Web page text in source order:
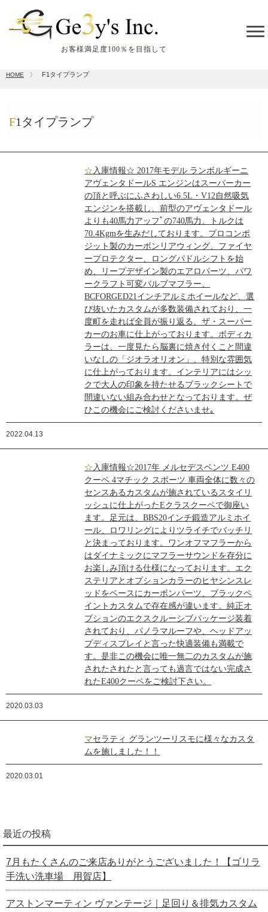
お客様満足度100％を目指して
HOME 〉 F1タイプランプ
F1タイプランプ
☆入庫情報☆ 2017年モデル ランボルギーニ
アヴェンタドールS エンジンはスーパーカー
の頂と呼ぶにふさわしい6.5L・V12自然吸気
エンジンを搭載し、前型のアヴェンタドール
よりも40馬力アッフﾟの740馬力、トルクは
70.4Kgmを生みだしております。プロコンポ
ジット製のカーボンリアウィング、ファイヤ
ープロテクター、ロングパドルシフトを始
め、リープデザイン製のエアロパーツ、パワ
ークラフト可変バルブマフラー、
BCFORGED21インチアルミホイールなど、選
び抜いたカスタムが多数装備されており、一
度町を走れば全員が振り返る、ザ・スーパー
カーのお車に仕上がっております。ボディカ
ラーは、一度見たら脳裏に焼き付くこと間違
いなしの「ジオラオリオン」、特別な雰囲気
に仕上がっております。インテリアにはシッ
クで大人の印象を持たせるブラックシートで
間違いない組み合わせとなっております。ぜ
ひこの機会にご検討くださいませ｡
2022.04.13
☆入庫情報☆2017年 メルセデスベンツ E400
クーペ 4マチック スポーツ 車両全体に数々の
センスあるカスタムが施されているスタイリ
ッシュに仕上がったEクラスクーペで御座い
ます。足元は、BBS20インチ鍛造アルミホイ
ール、ロワリングによりツライチでバッチリ
と決まっております。ワンオフマフラーから
はダイナミックにマフラーサウンドを存分に
お楽しみ頂ける仕様になっております。エク
ステリアとオプションカラーのヒヤシンスレ
ッドをベースにカーボンパーツ、ブラックペ
イントカスタムで存在感が違います。純正オ
プションのエクスクルーシブパッケージ装着
されており、パノラマルーフや、ヘッドアッ
プディスプレイと言った快適装備も満載で
す。是非この機会に唯一無二のカスタムが施
されたされたと言っても過言ではない完成さ
れたE400クーペをご検討下さい。
2020.03.03
マセラティ グランツーリスモに様々なカスタ
ムを施しました！！
2020.03.01
最近の投稿
7月もたくさんのご来店ありがとうございました！【ゴリラ
手洗い洗車場 用賀店】
アストンマーティン ヴァンテージ｜足回り＆排気カスタム